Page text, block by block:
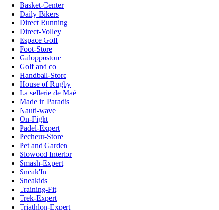
Basket-Center
Daily Bikers
Direct Running
Direct-Volley
Espace Golf
Foot-Store
Galoppostore
Golf and co
Handball-Store
House of Rugby
La sellerie de Maé
Made in Paradis
Nauti-wave
On-Fight
Padel-Expert
Pecheur-Store
Pet and Garden
Slowood Interior
Smash-Expert
Sneak'In
Sneakids
Training-Fit
Trek-Expert
Triathlon-Expert